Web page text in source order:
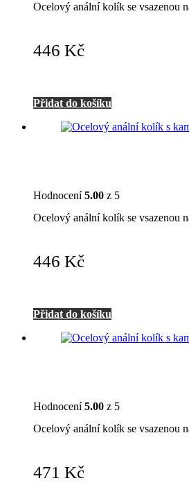
Ocelový anální kolík se vsazenou
446 Kč
Přidat do košíku
Hodnocení5.00 z 5
Ocelový anální kolík se vsazenou
446 Kč
Přidat do košíku
Hodnocení5.00 z 5
Ocelový anální kolík se vsazenou
471 Kč